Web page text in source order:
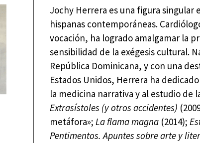
Jochy Herrera es una figura singular
hispanas contemporáneas.
vocación, ha logrado amalgamar la
sensibilidad de la exégesis cultural.
República Dominicana, y con una
Estados Unidos, Herrera ha
la medicina narrativa y al estudio de
Extrasístoles (y otros accidentes)
metáfora»;La flama magna (2014);
Pentimentos. Apuntes sobre arte y